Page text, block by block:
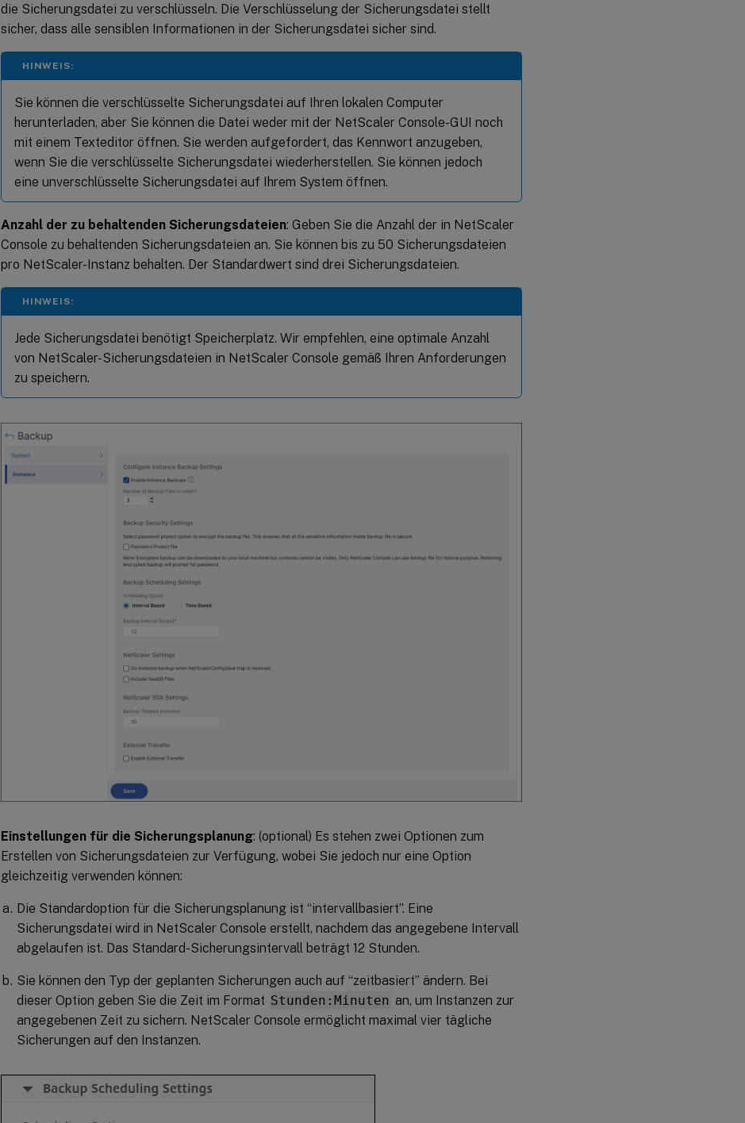
die Sicherungsdatei zu verschlüsseln. Die Verschlüsselung der Sicherungsdatei stellt
sicher, dass alle sensiblen Informationen in der Sicherungsdatei sicher sind.
HINWEIS:
Sie können die verschlüsselte Sicherungsdatei auf Ihren lokalen Computer
herunterladen, aber Sie können die Datei weder mit der NetScaler Console-GUI noch
mit einem Texteditor öffnen. Sie werden aufgefordert, das Kennwort anzugeben,
wenn Sie die verschlüsselte Sicherungsdatei wiederherstellen. Sie können jedoch
eine unverschlüsselte Sicherungsdatei auf Ihrem System öffnen.
Anzahl der zu behaltenden Sicherungsdateien: Geben Sie die Anzahl der in NetScaler
Console zu behaltenden Sicherungsdateien an. Sie können bis zu 50 Sicherungsdateien
pro NetScaler-Instanz behalten. Der Standardwert sind drei Sicherungsdateien.
HINWEIS:
Jede Sicherungsdatei benötigt Speicherplatz. Wir empfehlen, eine optimale Anzahl
von NetScaler-Sicherungsdateien in NetScaler Console gemäß Ihren Anforderungen
zu speichern.
Einstellungen für die Sicherungsplanung: (optional) Es stehen zwei Optionen zum
Erstellen von Sicherungsdateien zur Verfügung, wobei Sie jedoch nur eine Option
gleichzeitig verwenden können:
Die Standardoption für die Sicherungsplanung ist “intervallbasiert”. Eine
Sicherungsdatei wird in NetScaler Console erstellt, nachdem das angegebene Intervall
abgelaufen ist. Das Standard-Sicherungsintervall beträgt 12 Stunden.
Sie können den Typ der geplanten Sicherungen auch auf “zeitbasiert” ändern. Bei
dieser Option geben Sie die Zeit im Format Stunden:Minuten an, um Instanzen zur
angegebenen Zeit zu sichern. NetScaler Console ermöglicht maximal vier tägliche
Sicherungen auf den Instanzen.